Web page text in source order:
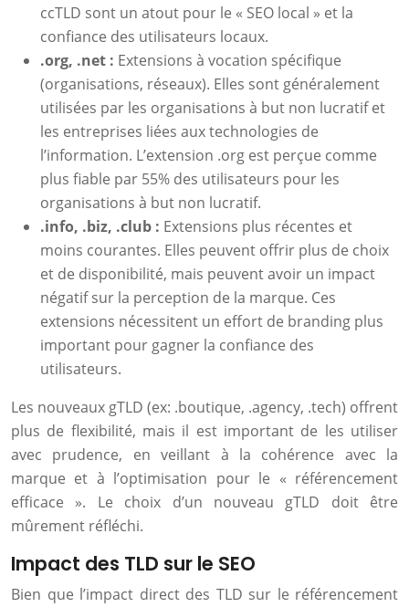
ccTLD sont un atout pour le « SEO local » et la
confiance des utilisateurs locaux.
.org, .net : Extensions à vocation spécifique
(organisations, réseaux). Elles sont généralement
utilisées par les organisations à but non lucratif et
les entreprises liées aux technologies de
l’information. L’extension .org est perçue comme
plus fiable par 55% des utilisateurs pour les
organisations à but non lucratif.
.info, .biz, .club : Extensions plus récentes et
moins courantes. Elles peuvent offrir plus de choix
et de disponibilité, mais peuvent avoir un impact
négatif sur la perception de la marque. Ces
extensions nécessitent un effort de branding plus
important pour gagner la confiance des
utilisateurs.
Les nouveaux gTLD (ex: .boutique, .agency, .tech) offrent
plus de flexibilité, mais il est important de les utiliser
avec prudence, en veillant à la cohérence avec la
marque et à l’optimisation pour le « référencement
efficace ». Le choix d’un nouveau gTLD doit être
mûrement réfléchi.
Impact des TLD sur le SEO
Bien que l’impact direct des TLD sur le référencement